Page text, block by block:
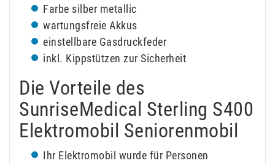
Farbe silber metallic
wartungsfreie Akkus
einstellbare Gasdruckfeder
inkl. Kippstützen zur Sicherheit
Die Vorteile des
SunriseMedical Sterling S400
Elektromobil Seniorenmobil
Ihr Elektromobil wurde für Personen